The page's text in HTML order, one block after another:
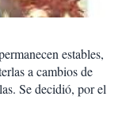
estables,
a cambios de
Se decidió, por el